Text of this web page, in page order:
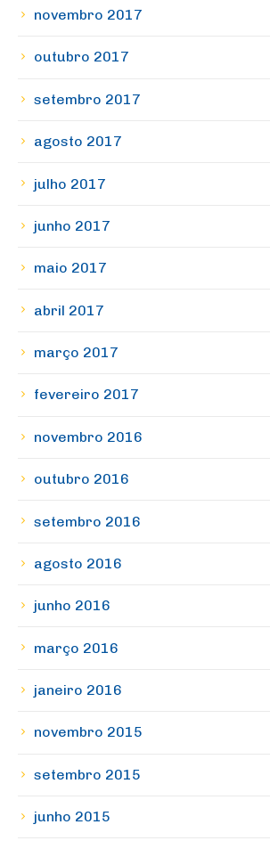
novembro 2017
outubro 2017
setembro 2017
agosto 2017
julho 2017
junho 2017
maio 2017
abril 2017
março 2017
fevereiro 2017
novembro 2016
outubro 2016
setembro 2016
agosto 2016
junho 2016
março 2016
janeiro 2016
novembro 2015
setembro 2015
junho 2015